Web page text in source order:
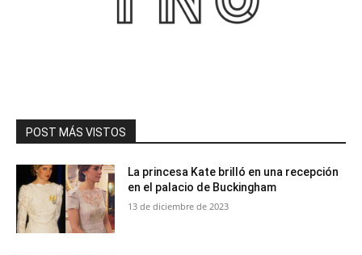
POST MÁS VISTOS
La princesa Kate brilló en una recepción
en el palacio de Buckingham
13 de diciembre de 2023